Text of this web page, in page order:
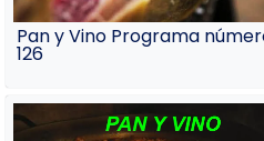
Pan y Vino Programa
126